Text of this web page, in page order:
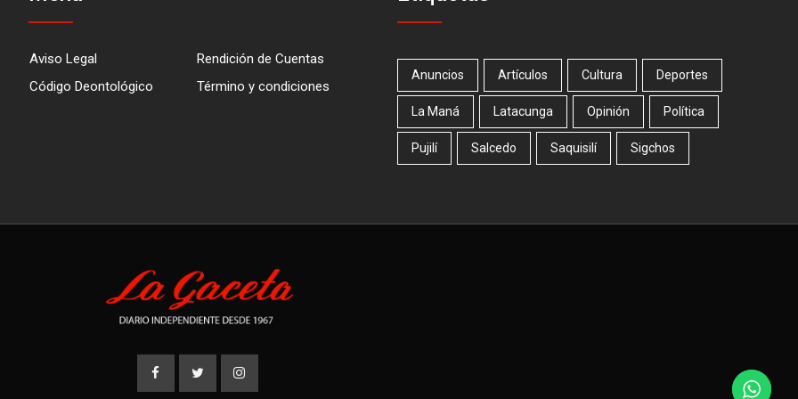
Aviso Legal
Rendición de Cuentas
Código Deontológico
Término y condiciones
Anuncios Artículos Cultura Deportes
La Maná Latacunga Opinión Política
Pujilí Salcedo Saquisilí Sigchos